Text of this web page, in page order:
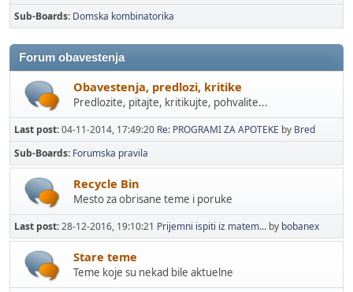
Sub-Boards Domska kombinatorika
Forum obavestenja
Obavestenja, predlozi, kritike
Predlozite, pitajte, kritikujte, pohvalite...
Last post:04-11-2014, 17:49:20 Re: PROGRAMI ZA APOTEKE by Bred
Sub-Boards Forumska pravila
Recycle Bin
Mesto za obrisane teme i poruke
Last post:28-12-2016, 19:10:21 Prijemni ispiti iz matem... by bobanex
Stare teme
Teme koje su nekad bile aktuelne